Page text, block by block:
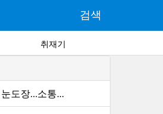
검색
취재기
도장...소통...